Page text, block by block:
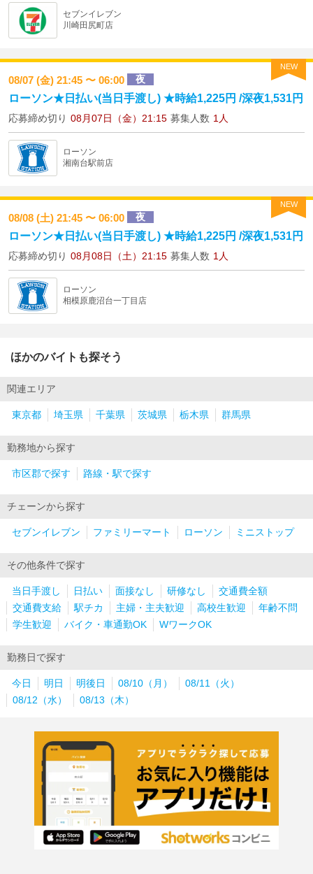
セブンイレブン
川崎田尻町店
NEW
08/07 (金) 21:45 〜 06:00 夜
ローソン★日払い(当日手渡し) ★時給1,225円 /深夜1,531円
応募締め切り 08月07日（金）21:15 募集人数 1人
ローソン
湘南台駅前店
NEW
08/08 (土) 21:45 〜 06:00 夜
ローソン★日払い(当日手渡し) ★時給1,225円 /深夜1,531円
応募締め切り 08月08日（土）21:15 募集人数 1人
ローソン
相模原鹿沼台一丁目店
ほかのバイトも探そう
関連エリア
東京都 埼玉県 千葉県 茨城県 栃木県 群馬県
勤務地から探す
市区郡で探す 路線・駅で探す
チェーンから探す
セブンイレブン ファミリーマート ローソン ミニストップ
その他条件で探す
当日手渡し 日払い 面接なし 研修なし
交通費全額
交通費支給
駅チカ 主婦・主夫歓迎 高校生歓迎
年齢不問
学生歓迎
バイク・車通勤OK WワークOK
勤務日で探す
今日 明日 明後日 08/10（月）
08/11（火）
08/12（水）
08/13（木）